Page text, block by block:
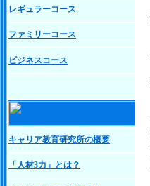
レギュラーコース
ファミリーコース
ビジネスコース
キャリア教育研究所の概要
「人材3力」とは？